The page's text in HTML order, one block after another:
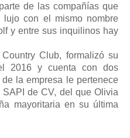
de las compañías que
con el mismo nombre
y entre sus inquilinos hay
Club, formalizó su
2016 y cuenta con dos
la empresa le pertenece
de CV, del que Olivia
mayoritaria en su última